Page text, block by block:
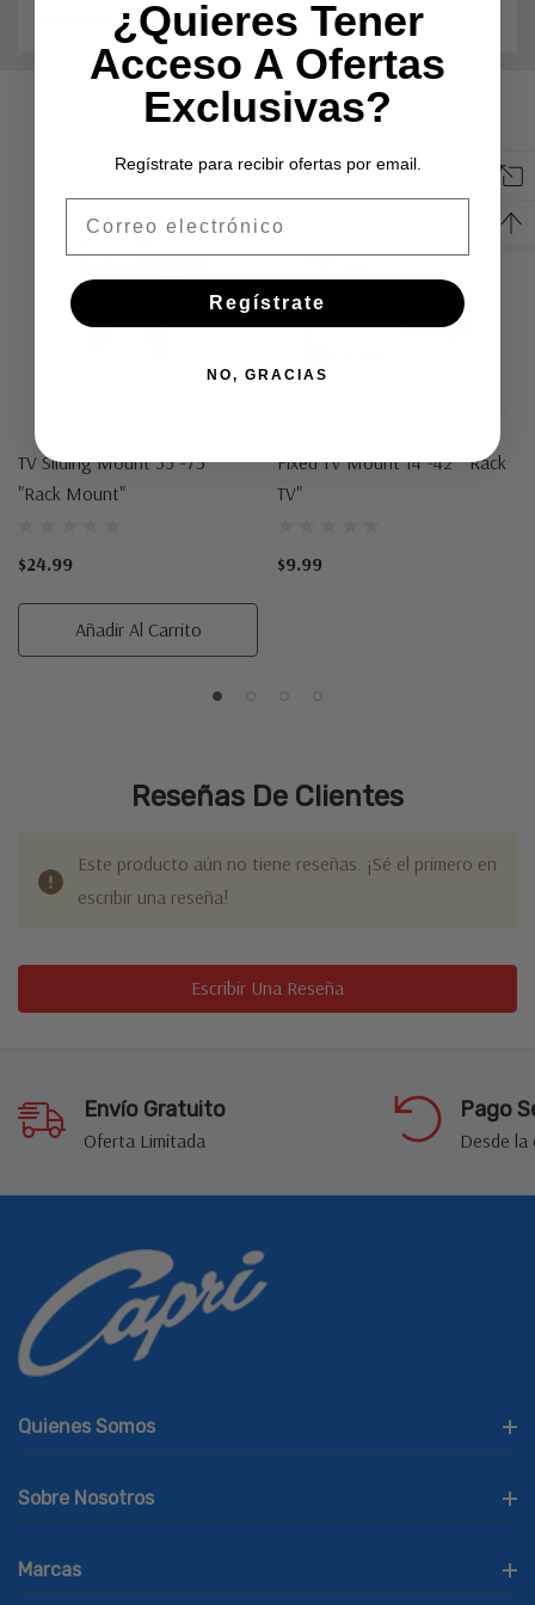
compliant 100x100 mm 90° Tilt, 360° Swivel
Pestaña
personalizadaRelated Products
TV Sliding Mount 55"-75"
"Rack Mount"
$24.99
Añadir Al Carrito
Fixed TV Mount 14"-42" "Rack
TV"
$9.99
Reseñas De Clientes
Este producto aún no tiene reseñas. ¡Sé el primero en
escribir una reseña!
Escribir Una Reseña
Envío Gratuito
Oferta Limitada
Pago
Desde
Quienes Somos
Sobre Nosotros
Marcas
¿Quieres Tener
Acceso A Ofertas
Exclusivas?
Regístrate para recibir ofertas por email.
Regístrate
NO, GRACIAS